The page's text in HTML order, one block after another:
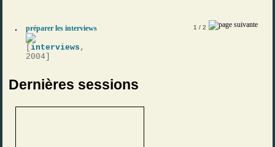
préparer les interviews
[interviews ,
2004]
1 / 2
Dernières sessions